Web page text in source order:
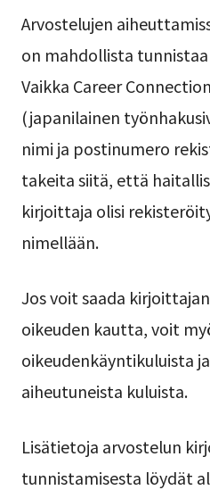
Arvostelujen
on mahdollista
Vaikka Career
(japanilainen
nimi ja postinumero
takeita siitä, että
kirjoittaja olisi
nimellään.
Jos voit saada
oikeuden kautta, voit
oikeudenkäyntikuluista
aiheutuneista kuluista.
Lisätietoja arvostelun
tunnistamisesta löydät